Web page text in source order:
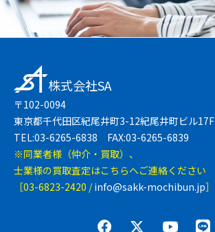
株式会社SA
〒102-0094
東京都千代田区紀尾井町3-12紀尾井町ビル17F
TEL:03-6265-6838 FAX:03-6265-6839
※同業者様（仲介・買取）、
士業様の買取査定はこちらへご連絡ください
［03-6823-2420 /info@sakk-mochibun.jp］